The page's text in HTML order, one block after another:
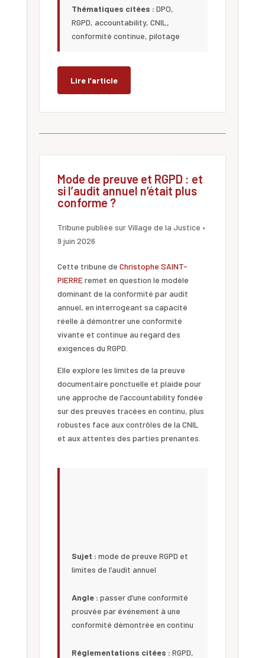
Thématiques citées : DPO,
RGPD, accountability, CNIL,
conformité continue, pilotage
Lire l’article
Mode de preuve et RGPD : et
si l’audit annuel n’était plus
conforme ?
Tribune publiée sur Village de la Justice •
9 juin 2026
Cette tribune de Christophe SAINT-
PIERREremet en question le modèle
dominant de la conformité par audit
annuel, en interrogeant sa capacité
réelle à démontrer une conformité
vivante et continue au regard des
exigences du RGPD.
Elle explore les limites de la preuve
documentaire ponctuelle et plaide pour
une approche de l’accountability fondée
sur des preuves tracées en continu, plus
robustes face aux contrôles de la CNIL
et aux attentes des parties prenantes.
Sujet : mode de preuve RGPD et
limites de l’audit annuel
Angle : passer d’une conformité
prouvée par événement à une
conformité démontrée en continu
Réglementations citées : RGPD,